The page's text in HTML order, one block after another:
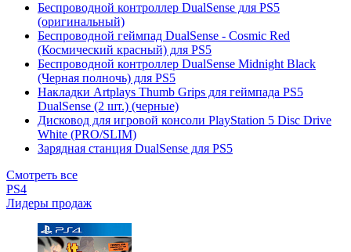
Беспроводной контроллер DualSense для PS5
(оригинальный)
Беспроводной геймпад DualSense - Cosmic Red
(Космический красный) для PS5
Беспроводной контроллер DualSense Midnight Black
(Черная полночь) для PS5
Накладки Artplays Thumb Grips для геймпада PS5
DualSense (2 шт.) (черные)
Дисковод для игровой консоли PlayStation 5 Disc Drive
White (PRO/SLIM)
Зарядная станция DualSense для PS5
Смотреть все
PS4
Лидеры продаж